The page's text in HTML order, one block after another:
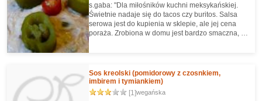
s.gaba: "Dla miłośników kuchni meksykańskiej.
Świetnie nadaje się do tacos czy buritos. Salsa
serowa jest do kupienia w sklepie, ale jej cena
poraża. Zrobiona w domu jest bardzo smaczna, o
Sos kreolski (pomidorowy z czosnkiem,
imbirem i tymiankiem)
[1]wegańska